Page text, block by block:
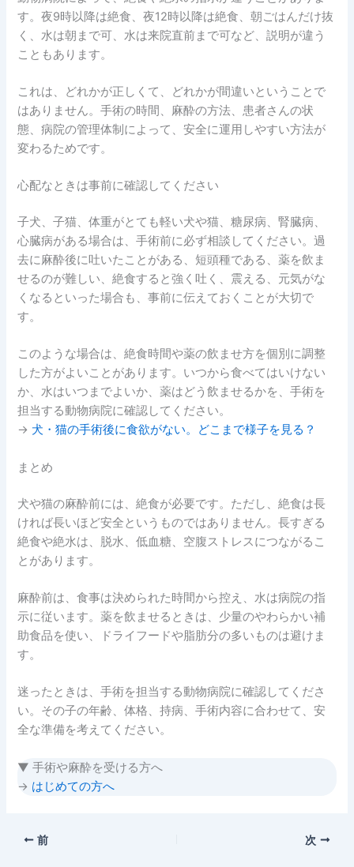
す。夜9時以降は絶食、夜12時以降は絶食、朝ごはんだけ抜
く、水は朝まで可、水は来院直前まで可など、説明が違う
こともあります。
これは、どれかが正しくて、どれかが間違いということで
はありません。手術の時間、麻酔の方法、患者さんの状
態、病院の管理体制によって、安全に運用しやすい方法が
変わるためです。
心配なときは事前に確認してください
子犬、子猫、体重がとても軽い犬や猫、糖尿病、腎臓病、
心臓病がある場合は、手術前に必ず相談してください。過
去に麻酔後に吐いたことがある、短頭種である、薬を飲ま
せるのが難しい、絶食すると強く吐く、震える、元気がな
くなるといった場合も、事前に伝えておくことが大切で
す。
このような場合は、絶食時間や薬の飲ませ方を個別に調整
した方がよいことがあります。いつから食べてはいけない
か、水はいつまでよいか、薬はどう飲ませるかを、手術を
担当する動物病院に確認してください。
→ 犬・猫の手術後に食欲がない。どこまで様子を見る？
まとめ
犬や猫の麻酔前には、絶食が必要です。ただし、絶食は長
ければ長いほど安全というものではありません。長すぎる
絶食や絶水は、脱水、低血糖、空腹ストレスにつながるこ
とがあります。
麻酔前は、食事は決められた時間から控え、水は病院の指
示に従います。薬を飲ませるときは、少量のやわらかい補
助食品を使い、ドライフードや脂肪分の多いものは避けま
す。
迷ったときは、手術を担当する動物病院に確認してくださ
い。その子の年齢、体格、持病、手術内容に合わせて、安
全な準備を考えてください。
▼ 手術や麻酔を受ける方へ
→ はじめての方へ
前 次